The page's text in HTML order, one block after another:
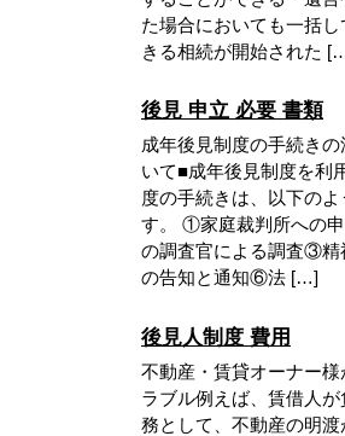
た場合においても一括
きる相続が開始された
後見 申立 必要 書類
成年後見制度の手続き
いて■成年後見制度を利
度の手続きは、以下の
す。 ①家庭裁判所への
の調査官による調査③
の告知と通知⑥法 […]
後見人制度 費用
不動産・賃貸オーナー
ラブル例えば、賃借人
務として、不動産の明